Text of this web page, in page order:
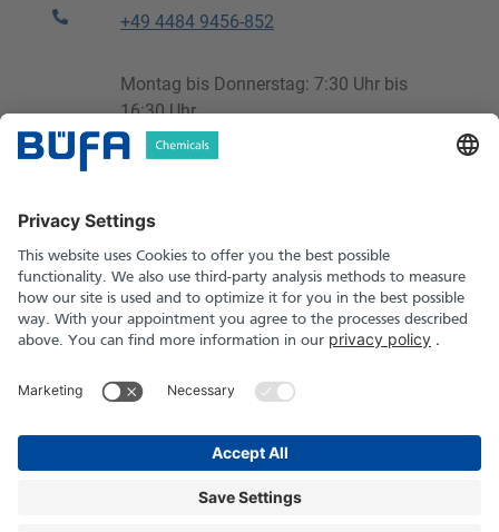
+49 4484 9456-852
Montag bis Donnerstag: 7:30 Uhr bis
16:30 Uhr
chemikalien@buefa.de
Informationen